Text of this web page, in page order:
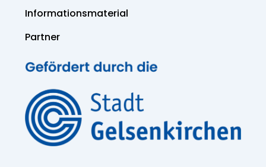
Informations­material
Partner